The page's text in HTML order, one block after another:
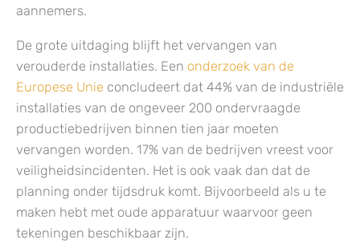
aannemers.
De grote uitdaging blijft het vervangen van
verouderde installaties. Een onderzoek van de
Europese Unie concludeert dat 44% van de industriële
installaties van de ongeveer 200 ondervraagde
productiebedrijven binnen tien jaar moeten
vervangen worden. 17% van de bedrijven vreest voor
veiligheidsincidenten. Het is ook vaak dan dat de
planning onder tijdsdruk komt. Bijvoorbeeld als u te
maken hebt met oude apparatuur waarvoor geen
tekeningen beschikbaar zijn.